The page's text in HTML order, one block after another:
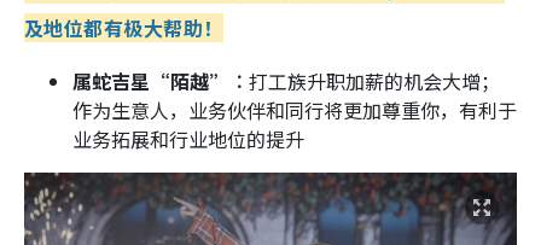
及地位都有极大帮助！
属蛇吉星“陌越”︰ 打工族升职加薪的机会大增；
作为生意人，业务伙伴和同行将更加尊重你，有利于
业务拓展和行业地位的提升